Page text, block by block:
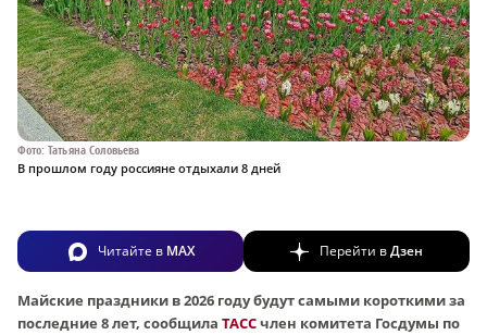
Фото: Татьяна Соловьева
В прошлом году россияне отдыхали 8 дней
Читайте в MAX Перейти вДзен
Майские праздники в 2026 году будут самыми короткими за
последние 8 лет, сообщила ТАССчлен комитета Госдумы по